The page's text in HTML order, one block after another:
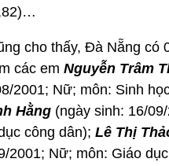
cho thấy, Đà Nẵng có
các em Nguyễn Trâm
2001; Nữ; môn: Sinh
Hằng (ngày sinh: 16/
công dân); Lê Thị
2001; Nữ; môn: Giáo